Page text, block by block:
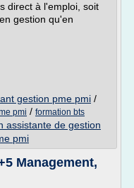
direct à l'emploi, soit
gestion qu'en
gestion pme pmi /
pmi / formation bts
assistante de gestion
pmi
Management,